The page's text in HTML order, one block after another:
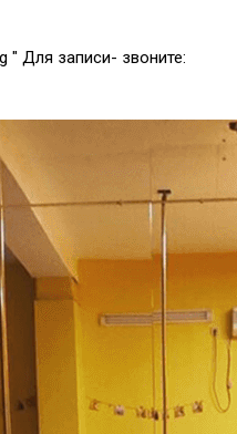
" Для записи- звоните: